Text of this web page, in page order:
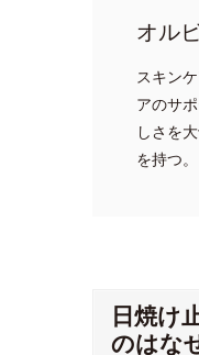
オル
スキン
アのサ
しさを
を持つ。
日焼け
のはな